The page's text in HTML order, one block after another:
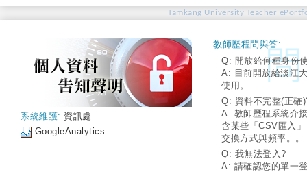
Tamkang University Teacher
系統維護: 資訊處
GoogleAnalytics
教師歷程問與答:
Q: 開放給何種身份
A: 目前開放給淡江
使用。
Q: 資料不完整(正確
A: 教師歷程系統介
含某些「CSV匯入
交換方式與頻率。。
Q: 我無法登入?
A: 請確認您的單一